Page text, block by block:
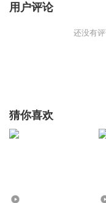
用户评论
还没有
猜你喜欢